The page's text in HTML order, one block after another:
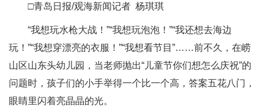
□青岛日报/观海新闻记者 杨琪琪
“我想玩水枪大战！”“我想玩泡泡！”“我还想去海边
玩！”“我想穿漂亮的衣服！”“我想看节目”……前不久，在崂
山区山东头幼儿园，当老师抛出“儿童节你们想怎么庆祝”的
问题时，孩子们的小手举得一个比一个高，答案五花八门，
眼睛里闪着亮晶晶的光。